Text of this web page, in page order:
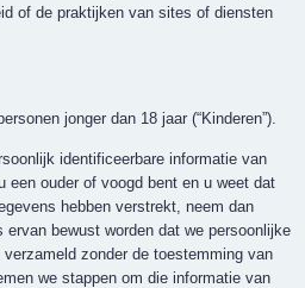
of de praktijken van sites of diensten
jonger dan 18 jaar (“Kinderen”).
identificeerbare informatie van
een ouder of voogd bent en u weet dat
hebben verstrekt, neem dan
bewust worden dat we persoonlijke
zonder de toestemming van
we stappen om die informatie van